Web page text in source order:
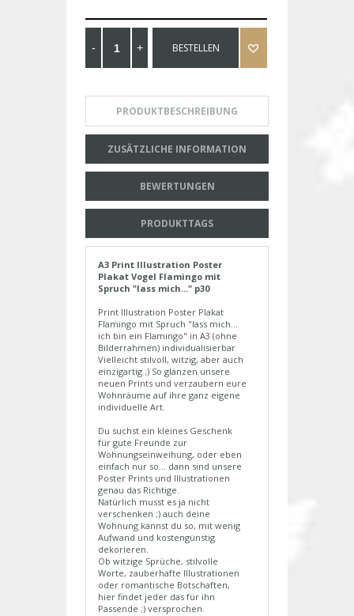
BESTELLEN
PRODUKTBESCHREIBUNG
ZUSÄTZLICHE INFORMATION
BEWERTUNGEN
PRODUKTTAGS
A3 Print Illustration Poster
Plakat Vogel Flamingo mit
Spruch "lass mich..." p30
Print Illustration Poster Plakat
Flamingo mit Spruch "lass mich...
ich bin ein Flamingo" in A3 (ohne
Bilderrahmen) individualisierbar
Vielleicht stilvoll, witzig, aber auch
einzigartig ;) So glänzen unsere
neuen Prints und verzaubern eure
Wohnräume auf ihre ganz eigene
individuelle Art.
Du suchst ein kleines Geschenk
für gute Freunde zur
Wohnungseinweihung, oder eben
einfach nur so... dann sind unsere
Poster Prints und Illustrationen
genau das Richtige.
Natürlich musst es ja nicht
verschenken ;) auch deine
Wohnung kannst du so, mit wenig
Aufwand und kostengünstig
dekorieren.
Ob witzige Sprüche, stilvolle
Worte, zauberhafte Illustrationen
oder romantische Botschaften,
hier findet jeder das für ihn
Passende ;) versprochen.